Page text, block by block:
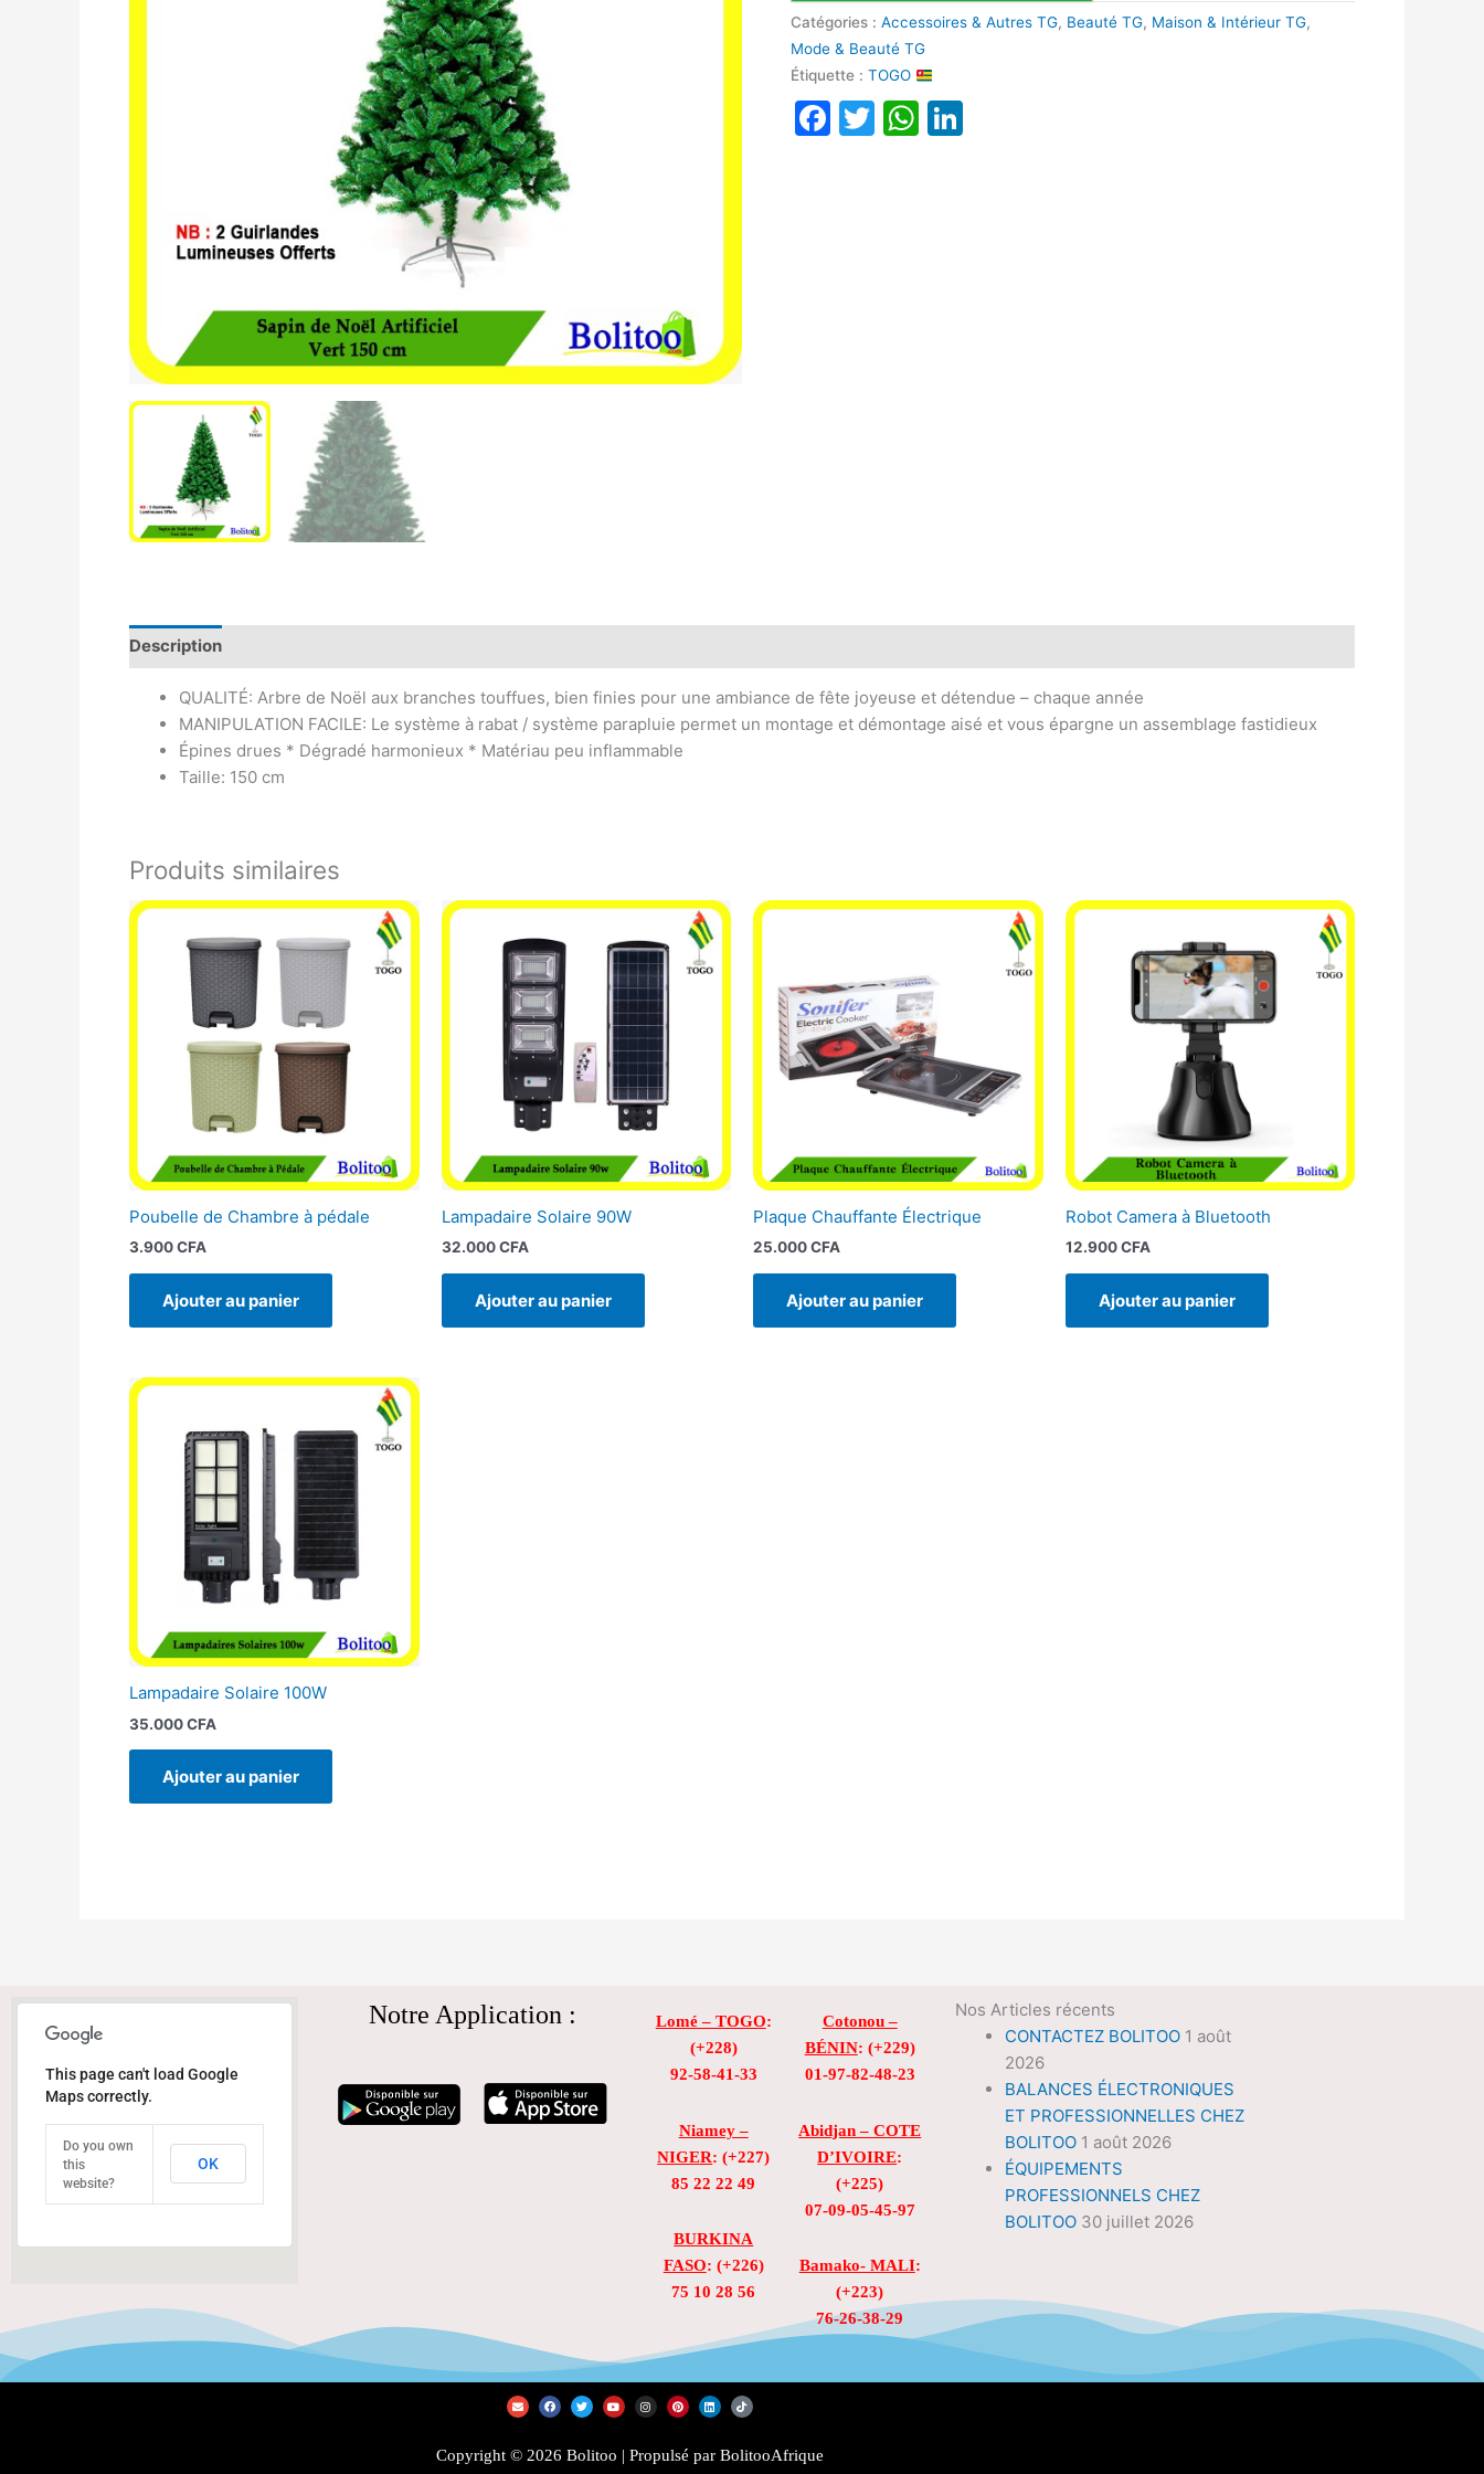
Catégories :Accessoires & Autres TG, Beauté TG, Maison & Intérieur TG,
Mode & Beauté TG
Étiquette :TOGO
Facebook
TwitterWhatsApp
Description
QUALITÉ: Arbre de Noël aux branches touffues, bien finies pour une ambiance de fête joyeuse et détendue – chaque année
MANIPULATION FACILE: Le système à rabat / système parapluie permet un montage et démontage aisé et vous épargne un assemblage fastidieux
Épines drues * Dégradé harmonieux * Matériau peu inflammable
Taille: 150 cm
Produits similaires
Poubelle de Chambre à pédale
3.900CFA
Ajouter au panier
Lampadaire Solaire 90W
32.000CFA
Ajouter au panier
Plaque Chauffante Électrique
25.000CFA
Ajouter au panier
Robot Camera à Bluetooth
12.900CFA
Ajouter au panier
Lampadaire Solaire 100W
35.000CFA
Ajouter au panier
This page can't load Google
Maps correctly.
Do you own
this
website?
OK
Notre Application : Lomé – TOGO:
(+228)
92-58-41-33
Niamey –
NIGER: (+227)
85 22 22 49
BURKINA
FASO: (+226)
75 10 28 56
Cotonou –
BÉNIN: (+229)
01-97-82-48-23
Abidjan – COTE
D’IVOIRE:
(+225)
07-09-05-45-97
Bamako- MALI:
(+223)
76-26-38-29
Nos Articles récents
CONTACTEZ BOLITOO 1 août
2026
BALANCES ÉLECTRONIQUES
ET PROFESSIONNELLES CHEZ
BOLITOO 1 août 2026
ÉQUIPEMENTS
PROFESSIONNELS CHEZ
BOLITOO 30 juillet 2026
E
n
v
o
p
F
a
c
o
o
T
w
i
e
r
Y
o
u
b
e
I
n
s
g
r
P
i
n
r
e
L
i
n
d
i
T
i
k
k
Copyright © 2026 Bolitoo | Propulsé par BolitooAfrique